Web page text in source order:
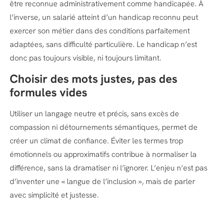
être reconnue administrativement comme handicapée. À
l’inverse, un salarié atteint d’un handicap reconnu peut
exercer son métier dans des conditions parfaitement
adaptées, sans difficulté particulière. Le handicap n’est
donc pas toujours visible, ni toujours limitant.
Choisir des mots justes, pas des
formules vides
Utiliser un langage neutre et précis, sans excès de
compassion ni détournements sémantiques, permet de
créer un climat de confiance. Éviter les termes trop
émotionnels ou approximatifs contribue à normaliser la
différence, sans la dramatiser ni l’ignorer. L’enjeu n’est pas
d’inventer une « langue de l’inclusion », mais de parler
avec simplicité et justesse.